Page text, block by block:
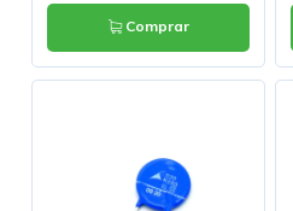
Comprar